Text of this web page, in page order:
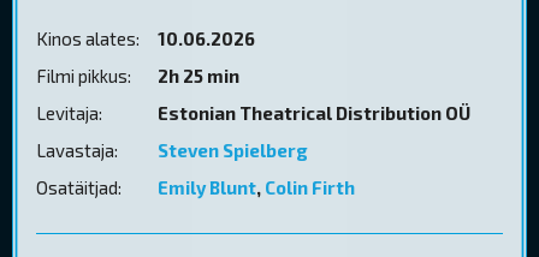
Kinos alates:
10.06.2026
Filmi pikkus:
2h 25 min
Levitaja:
Estonian Theatrical Distribution OÜ
Lavastaja:
Steven Spielberg
Osatäitjad:
Emily Blunt, Colin Firth